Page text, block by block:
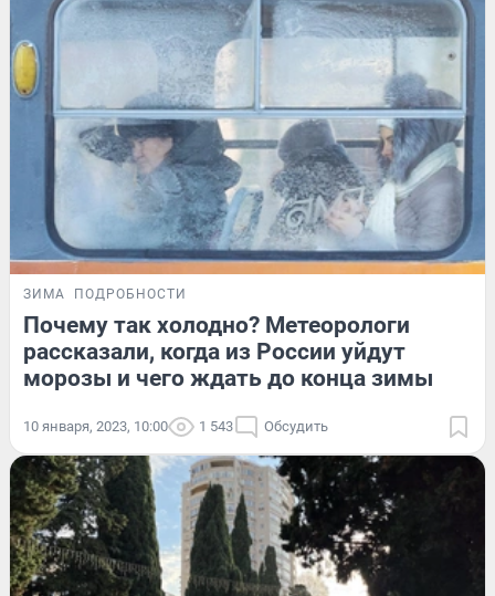
ЗИМА ПОДРОБНОСТИ
Почему так холодно? Метеорологи
рассказали, когда из России уйдут
морозы и чего ждать до конца зимы
10 января, 2023, 10:00 1 543 Обсудить